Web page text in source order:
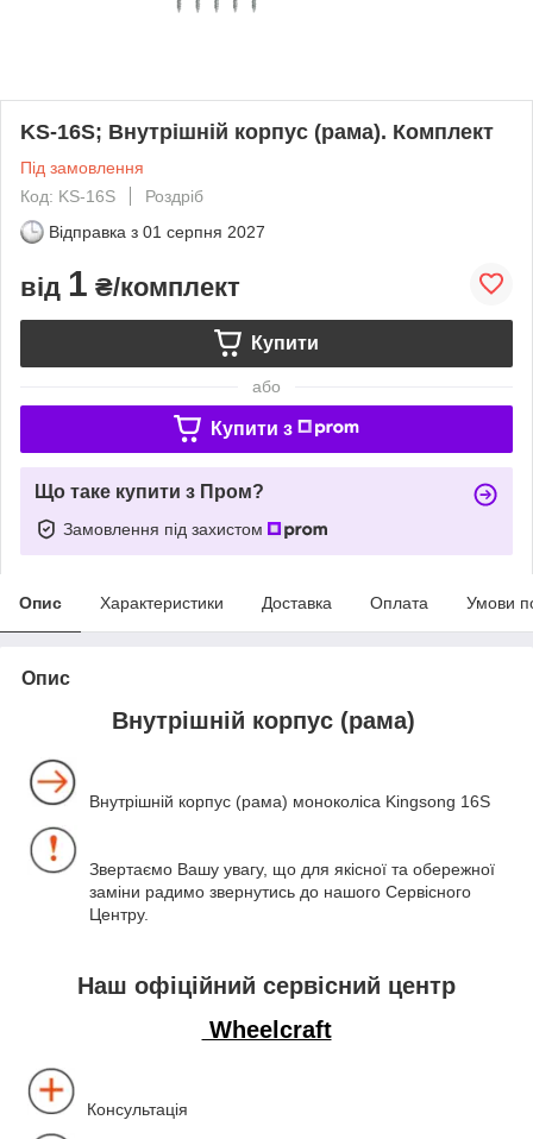
KS-16S; Внутрішній корпус (рама). Комплект
Під замовлення
Код: KS-16S
Роздріб
Відправка з 01 серпня 2027
від 1 ₴/комплект
Купити
або
Купити з
Що таке купити з Пром?
Замовлення під захистом
Опис Характеристики Доставка Оплата Умови
Опис
Внутрішній корпус (рама)
Внутрішній корпус (рама) моноколіса Kingsong 16S
Звертаємо Вашу увагу, що для якісної та обережної
заміни радимо звернутись до нашого Сервісного
Центру.
Наш офіційний сервісний центр
Wheelcraft
Консультація